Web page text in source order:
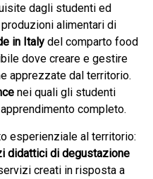
dagli studenti ed
alimentari di
in Italy del comparto food
dove creare e gestire
apprezzate dal territorio.
nei quali gli studenti
completo.
esperienziale al territorio:
didattici di degustazione
creati in risposta a